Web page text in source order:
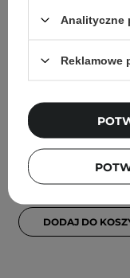
WYBÓR KOSMETOLOGA
Wygładzająca
200ml
54,00 zł
DODAJ DO
Analityczne
Reklamowe